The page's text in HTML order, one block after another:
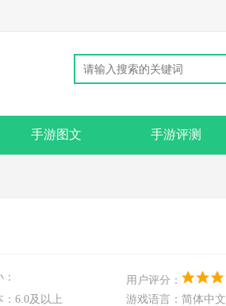
手游图文 手游评测
用户评分：
6.0及以上 游戏语言： 简体中文